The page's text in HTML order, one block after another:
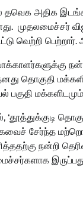
அதிக
வெற்றி
தொகுதி
பகுதி
சேர்ந்த
நன்றி